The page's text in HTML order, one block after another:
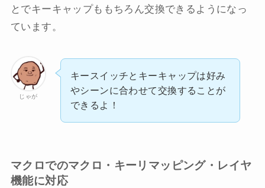
とでキーキャップももちろん交換できるようになっ
ています。
じゃが
キースイッチとキーキャップは好み
やシーンに合わせて交換することが
できるよ！
マクロでのマクロ・キーリマッピング・レイヤ
機能に対応